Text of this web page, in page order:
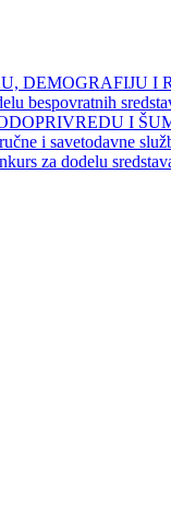
I
I
i savetodavne
dodelu